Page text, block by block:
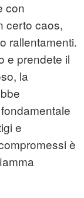
con
certo caos,
rallentamenti.
e prendete il
la
e
è